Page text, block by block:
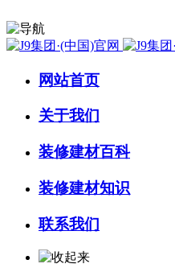
网站首页
关于我们
装修建材百科
装修建材知识
联系我们